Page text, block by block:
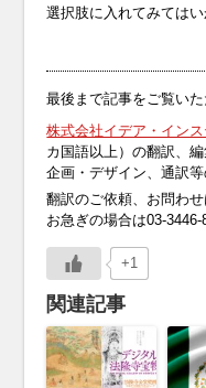
選択肢に入れてみては
最後まで記事をご覧い
株式会社イデア・イン
カ国語以上）の翻訳、
企画・デザイン、通訳
翻訳のご依頼、お問わせ
お急ぎの場合は03-3446-
+1
関連記事